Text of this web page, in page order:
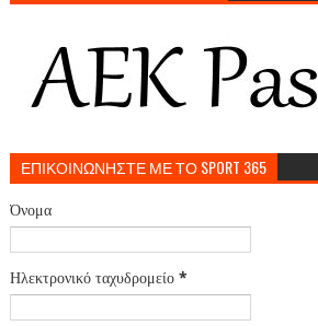
ΕΠΙΚΟΙΝΩΝΗΣΤΕ ΜΕ ΤΟ SPORT 365
Όνομα
Ηλεκτρονικό ταχυδρομείο *